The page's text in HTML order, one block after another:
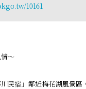
10161
～
民宿」鄰近梅花湖風景區